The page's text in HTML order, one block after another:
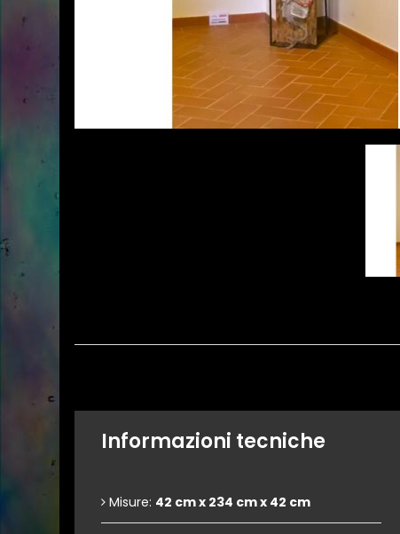
Informazioni tecniche
Misure: 42 cm x 234 cm x 42 cm